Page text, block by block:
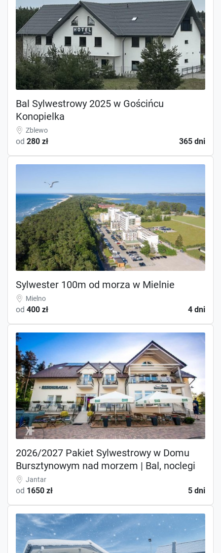
Bal Sylwestrowy 2025 w Gościńcu
Konopielka
Zblewo
od 280 zł 365 dni
Sylwester 100m od morza w Mielnie
Mielno
od 400 zł 4 dni
2026/2027 Pakiet Sylwestrowy w Domu
Bursztynowym nad morzem | Bal, noclegi
Jantar
od 1650 zł 5 dni